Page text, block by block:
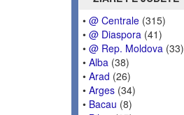
• @ Centrale (315)
• @ Diaspora (41)
• @ Rep. Moldova (33)
• Alba (38)
• Arad (26)
• Arges (34)
• Bacau (8)